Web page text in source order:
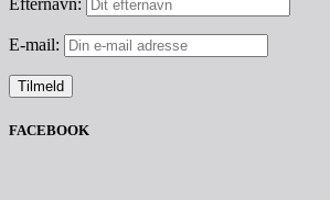
Efternavn:
E-mail:
FACEBOOK